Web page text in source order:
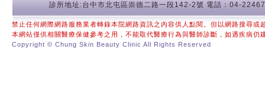
診所地址:台中市北屯區崇德二路一段142-2號 電話：04-
禁止任何網際網路服務業者轉錄本院網路資訊之內容供人點閱。但以網路搜尋
本網站僅供相關醫療保健參考之用，不能取代醫療行為與醫師診斷，如遇疾病仍
Copyright © Chung Skin Beauty Clinic All Rights Reserved